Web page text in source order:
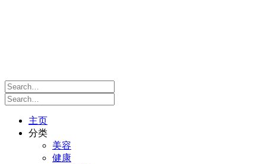
主页
分类
美容
健康